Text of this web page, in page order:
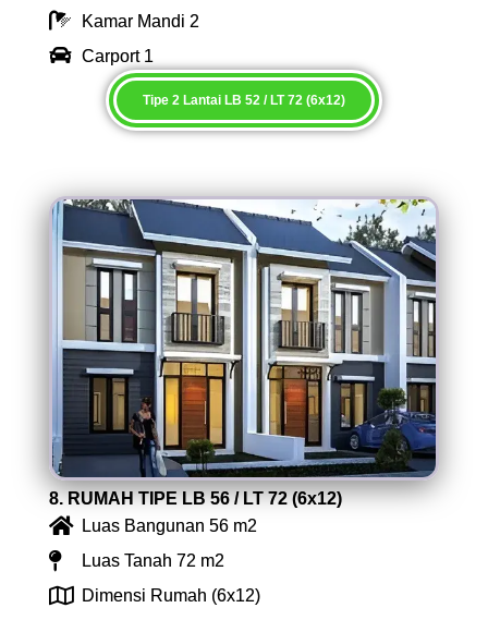
Kamar Mandi 2
Carport 1
Tipe 2 Lantai LB 52 / LT 72 (6x12)
8. RUMAH TIPE LB 56 / LT 72 (6x12)
Luas Bangunan 56 m2
Luas Tanah 72 m2
Dimensi Rumah (6x12)